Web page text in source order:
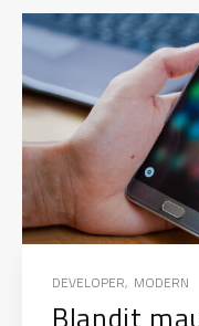
DEVELOPER, MODERN